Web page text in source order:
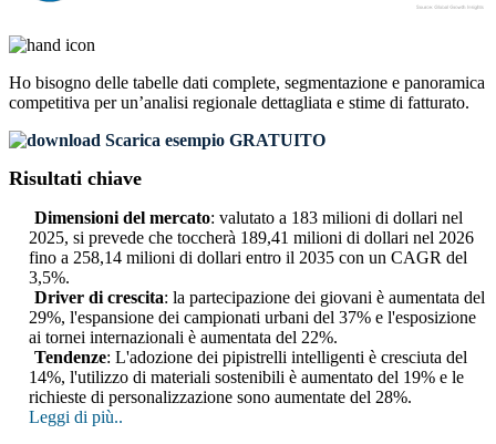
Ho bisogno delle tabelle dati complete, segmentazione e panoramica
competitiva per un’analisi regionale dettagliata e stime di fatturato.
Scarica esempio GRATUITO
Risultati chiave
Dimensioni del mercato: valutato a 183 milioni di dollari nel
2025, si prevede che toccherà 189,41 milioni di dollari nel 2026
fino a 258,14 milioni di dollari entro il 2035 con un CAGR del
3,5%.
Driver di crescita: la partecipazione dei giovani è aumentata del
29%, l'espansione dei campionati urbani del 37% e l'esposizione
ai tornei internazionali è aumentata del 22%.
Tendenze: L'adozione dei pipistrelli intelligenti è cresciuta del
14%, l'utilizzo di materiali sostenibili è aumentato del 19% e le
richieste di personalizzazione sono aumentate del 28%.
Leggi di più..